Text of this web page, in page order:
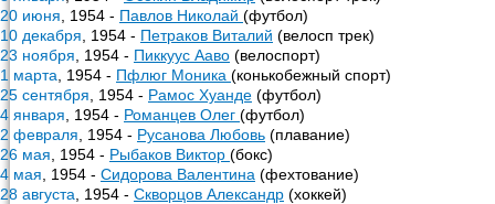
20 июня , 1954 - Павлов Николай (футбол)
10 декабря , 1954 - Петраков Виталий (велосп трек)
23 ноября , 1954 - Пиккуус Ааво (велоспорт)
1 марта , 1954 - Пфлюг Моника (конькобежный спорт)
25 сентября , 1954 - Рамос Хуанде (футбол)
4 января , 1954 - Романцев Олег (футбол)
2 февраля , 1954 - Русанова Любовь (плавание)
26 мая , 1954 - Рыбаков Виктор (бокс)
4 мая , 1954 - Сидорова Валентина (фехтование)
28 августа , 1954 - Скворцов Александр (хоккей)